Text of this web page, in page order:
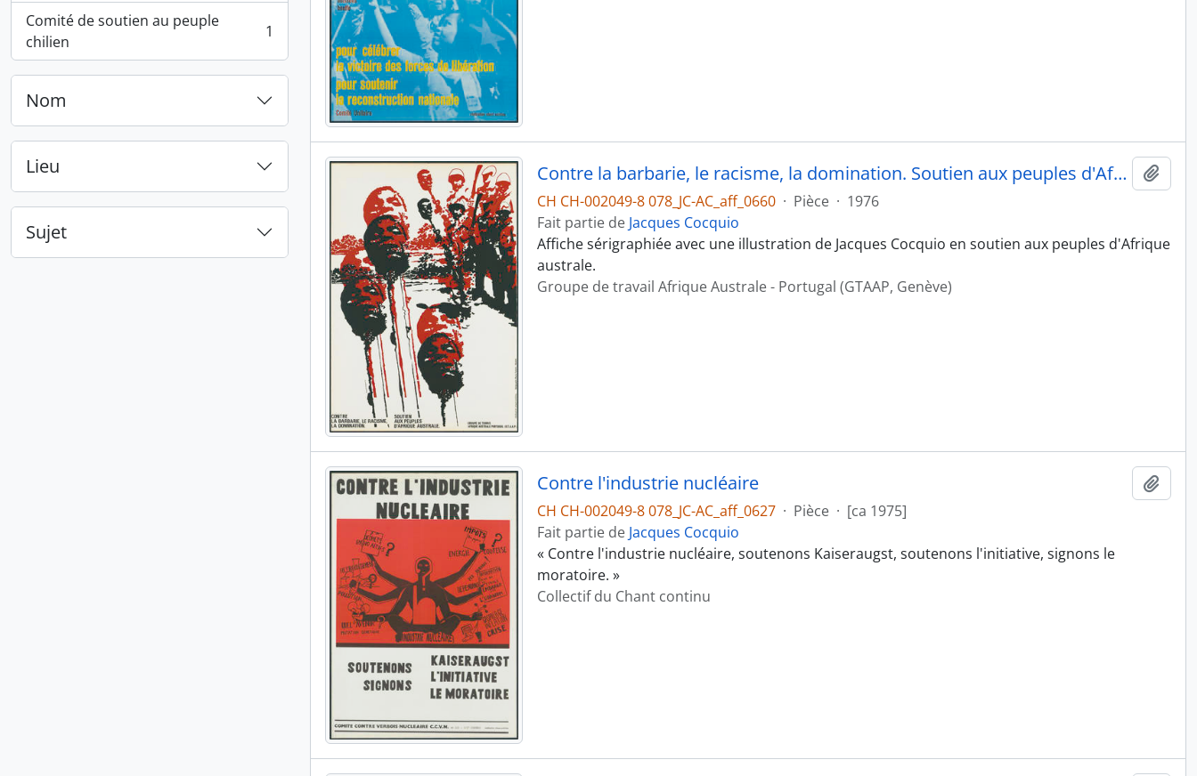
Comité de soutien au peuple
chilien
, 1 résultats 1
Nom
Lieu
Sujet
Contre la barbarie, le racisme, la domination. Soutien aux peuples d'Afrique australe
CH CH-002049-8 078_JC-AC_aff_0660 · Pièce · 1976
Fait partie de Jacques Cocquio
Affiche sérigraphiée avec une illustration de Jacques Cocquio en soutien aux peuples d'Afrique
australe.
Groupe de travail Afrique Australe - Portugal (GTAAP, Genève)
Contre l'industrie nucléaire
CH CH-002049-8 078_JC-AC_aff_0627 · Pièce · [ca 1975]
Fait partie de Jacques Cocquio
« Contre l'industrie nucléaire, soutenons Kaiseraugst, soutenons l'initiative, signons le
moratoire. »
Collectif du Chant continu